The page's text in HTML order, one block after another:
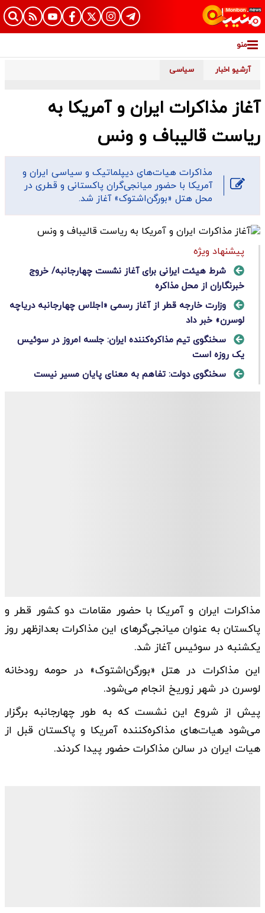
منو
آرشیو اخبار سیاسی
آغاز مذاکرات ایران و آمریکا به
ریاست قالیباف و ونس
مذاکرات هیات‌های دیپلماتیک و سیاسی ایران و
آمریکا با حضور میانجی‌گران پاکستانی و قطری در
محل هتل «بورگن‌اشتوک» آغاز شد.
پیشنهاد ویژه
شرط هیئت ایرانی برای آغاز نشست چهارجانبه/ خروج
خبرنگاران از محل مذاکره
وزارت خارجه قطر از آغاز رسمی «اجلاس چهارجانبه دریاچه
لوسرن» خبر داد
سخنگوی تیم مذاکره‌کننده ایران: جلسه امروز در سوئیس
یک روزه است
سخنگوی دولت: تفاهم به معنای پایان مسیر نیست
مذاکرات ایران و آمریکا با حضور مقامات دو کشور قطر و
پاکستان به عنوان میانجی‌گرهای این مذاکرات بعدازظهر روز
یکشنبه در سوئیس آغاز شد.
این مذاکرات در هتل «بورگن‌اشتوک» در حومه رودخانه
لوسرن در شهر زوریخ انجام می‌شود.
پیش از شروع این نشست که به طور چهارجانبه برگزار
می‌شود هیات‌های مذاکره‌کننده آمریکا و پاکستان قبل از
هیات ایران در سالن مذاکرات حضور پیدا کردند.